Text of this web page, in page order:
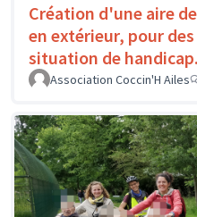
Création d'une aire
en extérieur, pour
situation de handicap.
Association Coccin'H Ailes